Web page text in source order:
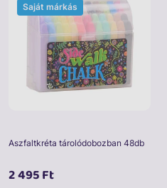
Aszfaltkréta tárolódobozban 48db
2 495 Ft
Saját márkás